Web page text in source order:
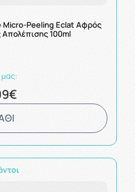
Peeling Eclat Αφρός
100ml